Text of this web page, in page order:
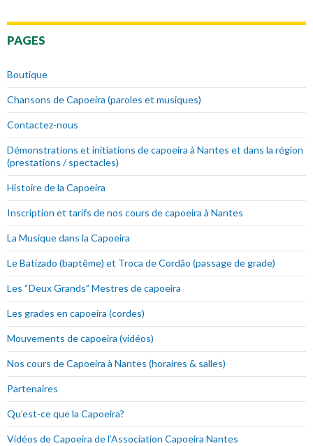
PAGES
Boutique
Chansons de Capoeira (paroles et musiques)
Contactez-nous
Démonstrations et initiations de capoeira à Nantes et dans la région
(prestations / spectacles)
Histoire de la Capoeira
Inscription et tarifs de nos cours de capoeira à Nantes
La Musique dans la Capoeira
Le Batizado (baptême) et Troca de Cordão (passage de grade)
Les “Deux Grands” Mestres de capoeira
Les grades en capoeira (cordes)
Mouvements de capoeira (vidéos)
Nos cours de Capoeira à Nantes (horaires & salles)
Partenaires
Qu’est-ce que la Capoeira?
Vidéos de Capoeira de l’Association Capoeira Nantes